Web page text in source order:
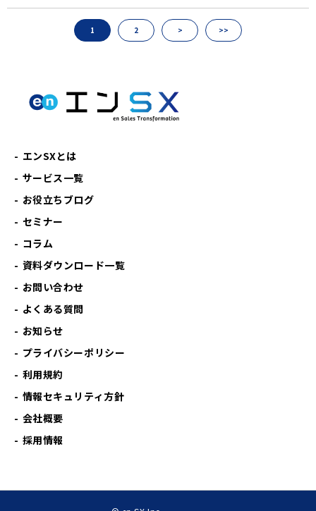
1 2 > >>
エンSXとは
サービス一覧
お役立ちブログ
セミナー
コラム
資料ダウンロード一覧
お問い合わせ
よくある質問
お知らせ
プライバシーポリシー
利用規約
情報セキュリティ方針
会社概要
採用情報